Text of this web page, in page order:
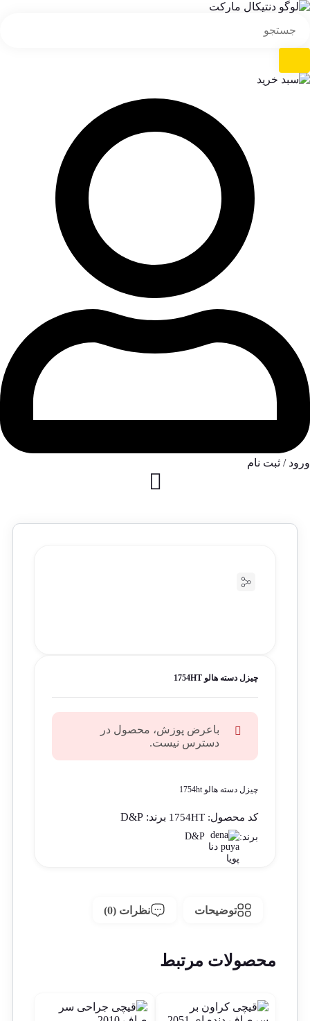
ورود / ثبت نام
چیزل دسته هالو 1754HT
باعرض پوزش، محصول در
دسترس نیست.
چیزل دسته هالو 1754ht
کد محصول: 1754HT برند: D&P
برند: D&P
توضیحات نظرات (0)
محصولات مرتبط